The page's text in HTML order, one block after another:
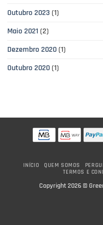
Outubro 2023(1)
Maio 2021 (2)
Dezembro 2020(1)
Outubro 2020(1)
INÍCIO QUEM SOMOS
TERMOS E
Copyright 2026 ©